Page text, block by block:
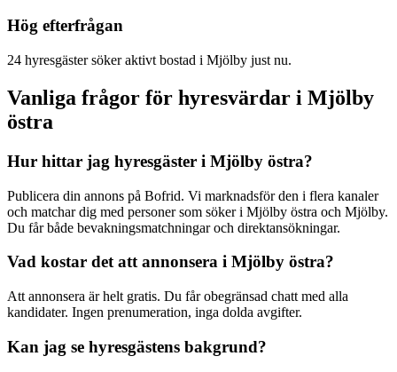
Hög efterfrågan
24 hyresgäster söker aktivt bostad i Mjölby just nu.
Vanliga frågor för hyresvärdar i Mjölby
östra
Hur hittar jag hyresgäster i Mjölby östra?
Publicera din annons på Bofrid. Vi marknadsför den i flera kanaler
och matchar dig med personer som söker i Mjölby östra och Mjölby.
Du får både bevakningsmatchningar och direktansökningar.
Vad kostar det att annonsera i Mjölby östra?
Att annonsera är helt gratis. Du får obegränsad chatt med alla
kandidater. Ingen prenumeration, inga dolda avgifter.
Kan jag se hyresgästens bakgrund?